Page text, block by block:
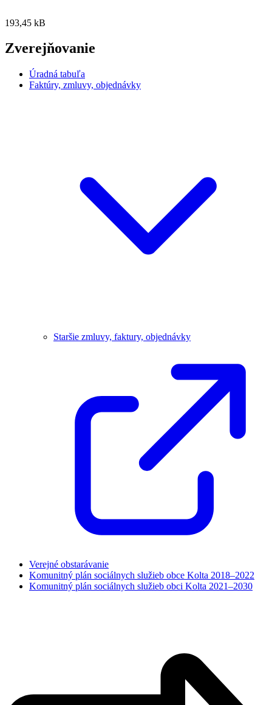
193,45 kB
Zverejňovanie
Úradná tabuľa
Faktúry, zmluvy, objednávky
Staršie zmluvy, faktury, objednávky
Verejné obstarávanie
Komunitný plán sociálnych služieb obce Kolta 2018–2022
Komunitný plán sociálnych služieb obci Kolta 2021–2030